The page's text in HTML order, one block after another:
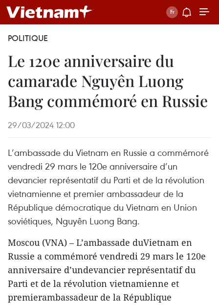
POLITIQUE
Le 120e anniversaire du
camarade Nguyên Luong
Bang commémoré en Russie
29/03/2024 12:00
L’ambassade du Vietnam en Russie a commémoré
vendredi 29 mars le 120e anniversaire d’un
devancier représentatif du Parti et de la révolution
vietnamienne et premier ambassadeur de la
République démocratique du Vietnam en Union
soviétiques, Nguyên Luong Bang.
Moscou (VNA) – L’ambassade duVietnam en
Russie a commémoré vendredi 29 mars le 120e
anniversaire d’undevancier représentatif du
Parti et de la révolution vietnamienne et
premierambassadeur de la République